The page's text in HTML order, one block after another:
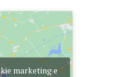
marketing e